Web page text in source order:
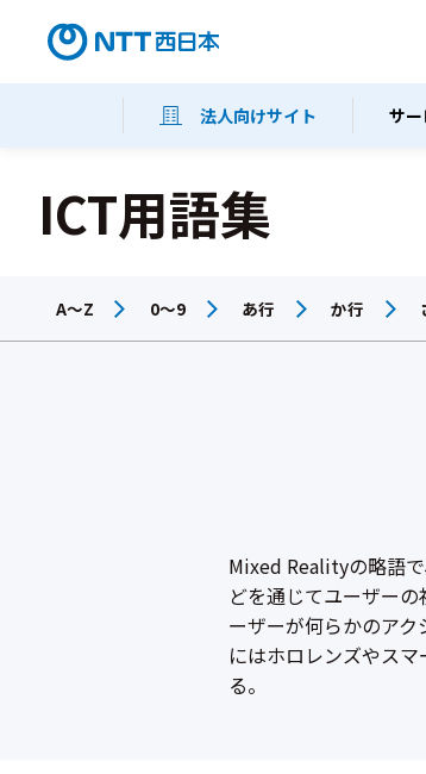
法人向けサイト サ
ICT用語集
A～Z 0～9 あ行 か行
Mixed Realityの略語
どを通じてユーザー
ーザーが何らかのア
にはホロレンズやス
る。